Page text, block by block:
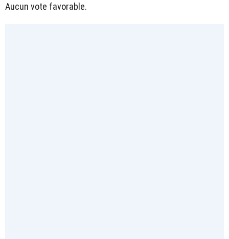
Aucun vote favorable.